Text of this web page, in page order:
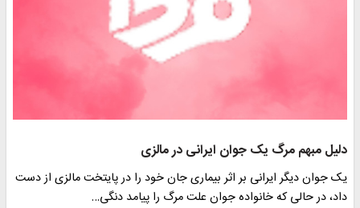
دلیل مبهم مرگ یک جوان ایرانی در مالزی
یک جوان دیگر ایرانی بر اثر بیماری جان خود را در پایتخت مالزی از دست
داد، در حالی که خانواده جوان علت مرگ را پیامد دنگی…